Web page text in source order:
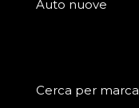
Auto nuove
Cerca per marca